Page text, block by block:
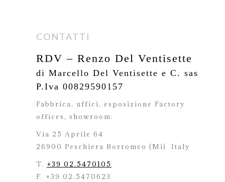
CONTATTI
RDV – Renzo Del Ventisette
di Marcello Del Ventisette e C. sas
P.Iva 00829590157
Fabbrica, uffici, esposizione Factory
offices, showroom:
Via 25 Aprile 64
26900 Peschiera Borromeo (Mi)
Italy
T. +39 02.5470105
F. +39 02.5470623